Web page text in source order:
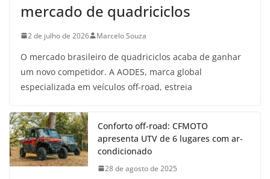
mercado de quadriciclos
2 de julho de 2026 Marcelo Souza
O mercado brasileiro de quadriciclos acaba de ganhar
um novo competidor. A AODES, marca global
especializada em veículos off-road, estreia
Conforto off-road: CFMOTO
apresenta UTV de 6 lugares com ar-
condicionado
28 de agosto de 2025